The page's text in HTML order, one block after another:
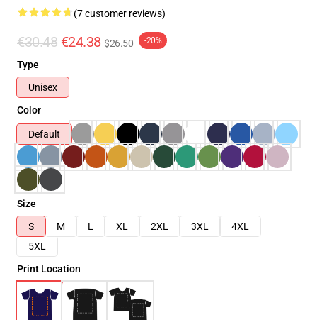
(7 customer reviews)
€30.48 €24.38 $26.50 -20%
Type
Unisex
Color
Default
Size
S
M L XL 2XL 3XL
4XL
5XL
Print Location